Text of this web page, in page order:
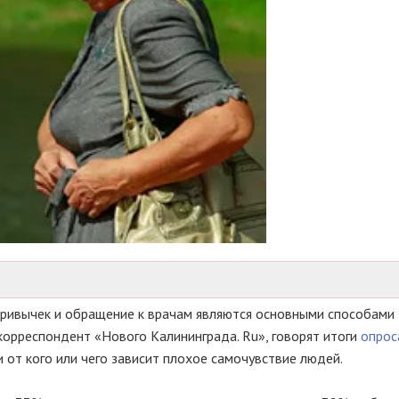
и обращение к врачам являются основными
«Нового Калининграда. Ru», говорят итоги
кого или чего зависит плохое самочувствие людей.